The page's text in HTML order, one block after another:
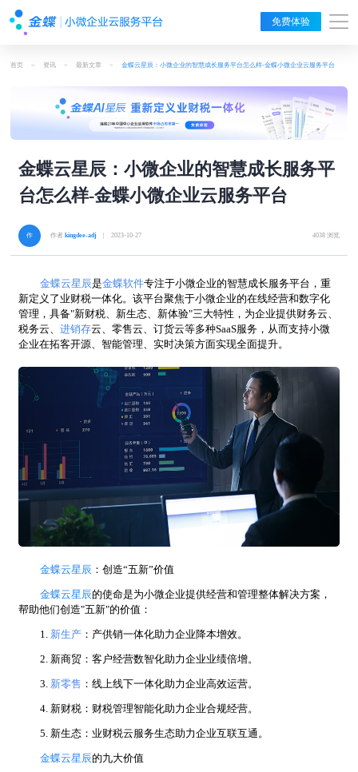
免费体验
首页 > 资讯 > 最新文章 > 金蝶云星辰：小微企业的智慧成长服务平台怎么样-金蝶小微企业云服务平台
金蝶云星辰：小微企业的智慧成长服务平
台怎么样-金蝶小微企业云服务平台
作者kingdee-adj | 2023-10-27 4038 浏览
金蝶云星辰是金蝶软件专注于小微企业的智慧成长服务平台，重
新定义了业财税一体化。该平台聚焦于小微企业的在线经营和数字化
管理，具备"新财税、新生态、新体验"三大特性，为企业提供财务云、
税务云、进销存云、零售云、订货云等多种SaaS服务，从而支持小微
企业在拓客开源、智能管理、实时决策方面实现全面提升。
金蝶云星辰 ：创造“五新”价值
金蝶云星辰的使命是为小微企业提供经营和管理整体解决方案，
帮助他们创造"五新"的价值：
1. 新生产 ：产供销一体化助力企业降本增效。
2. 新商贸：客户经营数智化助力企业业绩倍增。
3. 新零售 ：线上线下一体化助力企业高效运营。
4. 新财税：财税管理智能化助力企业合规经营。
5. 新生态：业财税云服务生态助力企业互联互通。
金蝶云星辰的九大价值